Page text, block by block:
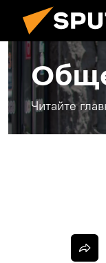
Читайте